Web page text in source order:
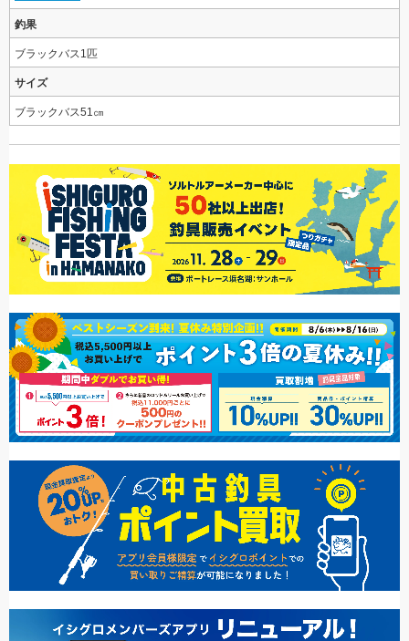
釣果
ブラックバス1匹
サイズ
ブラックバス51㎝